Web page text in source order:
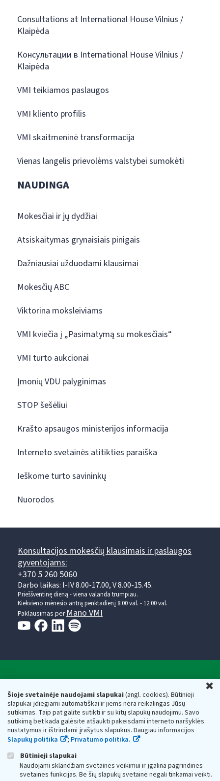
Šioje svetainėje naudojami slapukai(angl. cookies). Būtinieji
slapukai įdiegiami automatiškai ir jiems nėra reikalingas Jūsų
sutikimas. Taip pat galite sutikti ir su kitų slapukų naudojimu. Savo
sutikimą bet kada galėsite atšaukti pakeisdami interneto naršyklės
nustatymus ir ištrindami įrašytus slapukus. Daugiau informacijos
Slapukų politika
; Privatumo politika.
Būtinieji slapukai
Naudojami sklandžiam svetainės veikimui ir įgalina pagrindines
svetainės funkcijas. Be šių slapukų svetainė negali tinkamai veikti.
Consultations at International House Vilnius /
Klaipėda
Консультации в International House Vilnius /
Klaipėda
VMI teikiamos paslaugos
VMI kliento profilis
VMI skaitmeninė transformacija
Vienas langelis prievolėms valstybei sumokėti
NAUDINGA
Mokesčiai ir jų dydžiai
Atsiskaitymas grynaisiais pinigais
Dažniausiai užduodami klausimai
Mokesčių ABC
Viktorina moksleiviams
VMI kviečia į „Pasimatymą su mokesčiais“
VMI turto aukcionai
Įmonių VDU palyginimas
STOP šešėliui
Krašto apsaugos ministerijos informacija
Interneto svetainės atitikties paraiška
Ieškome turto savininkų
Nuorodos
Konsultacijos mokesčių klausimais ir paslaugos
gyventojams:
+370 5 260 5060
Darbo laikas: I-IV 8.00-17.00, V 8.00-15.45.
Prieššventinę dieną - viena valanda trumpiau.
Kiekvieno mėnesio antrą penktadienį 8.00 val. - 12.00 val.
Paklausimas per Mano VMI
Respublikos finansų ministerijos
Biudžetinė įstaiga. Juridinio asmens kodas — 188659752,
adresas: Vasario 16-osios g. 14, 01107 Vilnius, Lietuva, el.paštas:
vmi@vmi.lt, E. pristatymo dėžutės adresas 188659752
Duomenys apie Valstybinę mokesčių inspekciją prie Lietuvos
Respublikos finansų ministerijos kaupiami ir saugomi Juridinių